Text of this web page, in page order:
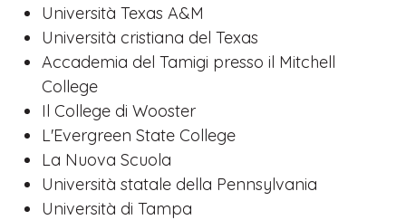
Università Texas A&M
Università cristiana del Texas
Accademia del Tamigi presso il Mitchell
College
Il College di Wooster
L'Evergreen State College
La Nuova Scuola
Università statale della Pennsylvania
Università di Tampa